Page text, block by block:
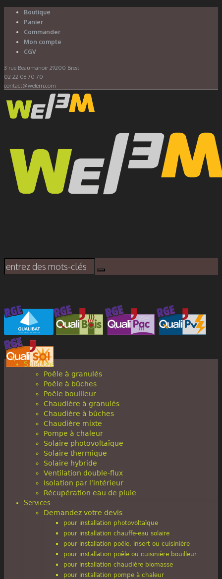
Boutique
Panier
Commander
Mon compte
CGV
3 rue Beaumanoir 29200 Brest
02 22 06 70 70
contact@welem.com
Solutions
Poêle à granulés
Poêle à bûches
Poêle bouilleur
Chaudière à granulés
Chaudière à bûches
Chaudière mixte
Pompe à chaleur
Solaire photovoltaïque
Solaire thermique
Solaire hybride
Ventilation double-flux
Isolation par l’intérieur
Récupération eau de pluie
Services
Demandez votre devis
pour installation photovoltaïque
pour installation chauffe-eau solaire
pour installation poêle, insert ou cuisinière
pour installation poêle ou cuisinière bouilleur
pour installation chaudière biomasse
pour installation pompe à chaleur